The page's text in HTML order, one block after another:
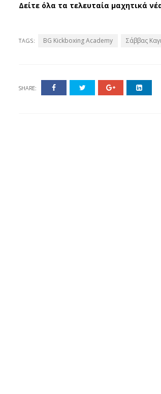
Δείτε όλα τα τελευταία μαχητικά
TAGS: BG Kickboxing Academy Σάββας
SHARE: